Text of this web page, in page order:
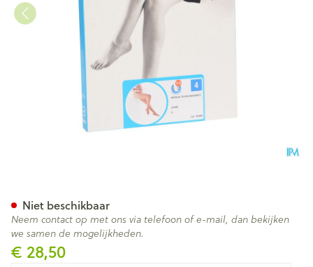
€ 28,50
Niet beschikbaar
Neem contact op met ons via telefoon of e-mail, dan bekijken
we samen de mogelijkheden.